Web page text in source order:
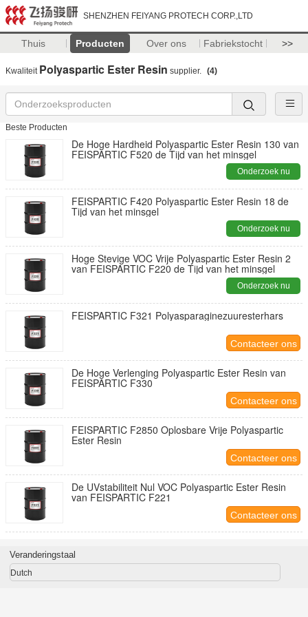
SHENZHEN FEIYANG PROTECH CORP.,LTD
Thuis Producten Over ons Fabriekstocht >>
Kwaliteit Polyaspartic Ester Resin supplier. (4)
Beste Producten
De Hoge Hardheid Polyaspartic Ester Resin 130 van
FEISPARTIC F520 de Tijd van het minsgel
Onderzoek nu
FEISPARTIC F420 Polyaspartic Ester Resin 18 de
Tijd van het minsgel
Onderzoek nu
Hoge Stevige VOC Vrije Polyaspartic Ester Resin 2
van FEISPARTIC F220 de Tijd van het minsgel
Onderzoek nu
FEISPARTIC F321 Polyasparaginezuuresterhars
Contacteer ons
De Hoge Verlenging Polyaspartic Ester Resin van
FEISPARTIC F330
Contacteer ons
FEISPARTIC F2850 Oplosbare Vrije Polyaspartic
Ester Resin
Contacteer ons
De UVstabiliteit Nul VOC Polyaspartic Ester Resin
van FEISPARTIC F221
Contacteer ons
Veranderingstaal
Dutch